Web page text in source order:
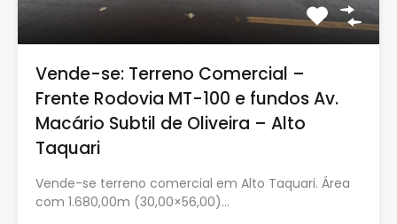
Vende-se: Terreno Comercial –
Frente Rodovia MT-100 e fundos Av.
Macário Subtil de Oliveira – Alto
Taquari
Vende-se terreno comercial em Alto Taquari. Área
com 1.680,00m (30,00×56,00)…